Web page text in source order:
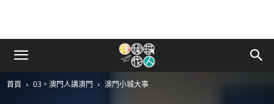
首頁 03。澳門人講澳門 澳門小城大事